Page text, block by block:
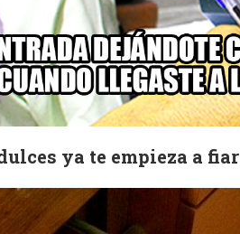
ya te empieza a fiar